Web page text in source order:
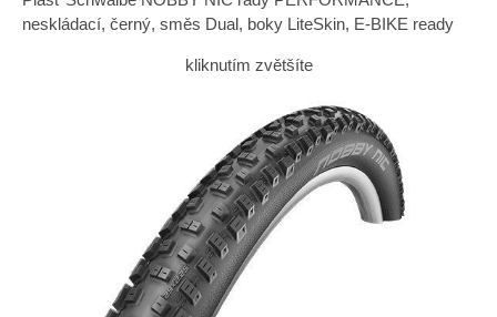
neskládací, černý, směs Dual, boky LiteSkin, E-BIKE ready
kliknutím zvětšíte